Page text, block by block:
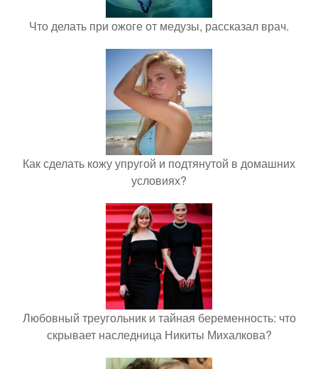
Что делать при ожоге от медузы, рассказал врач.
Как сделать кожу упругой и подтянутой в домашних
условиях?
Любовный треугольник и тайная беременность: что
скрывает наследница Никиты Михалкова?